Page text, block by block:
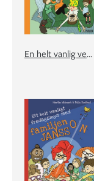
En helt vanlig vecka med familjen Jansson